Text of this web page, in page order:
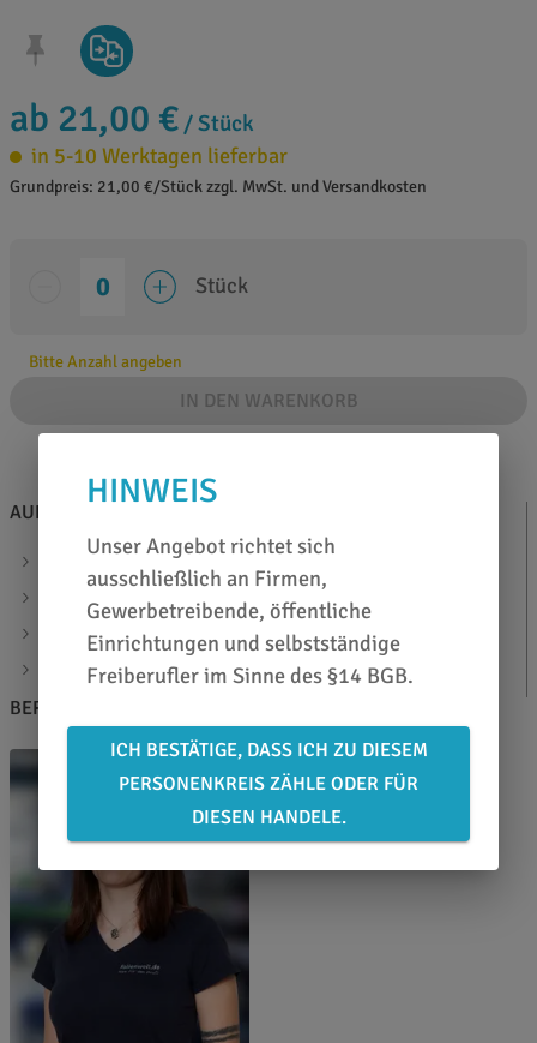
ab 21,00 € / Stück
in 5-10 Werktagen lieferbar
Grundpreis: 21,00 €/Stück zzgl. MwSt. und Versandkosten
Stück
Bitte Anzahl angeben
IN DEN WARENKORB
AUF EINEN BLICK
selbstklebend
als Ersatz für Antihaft-Beschichtung
mit PTFE Beschichtung
Stärke 150µ
BERATEN LASSEN
HINWEIS
Unser Angebot richtet sich
ausschließlich an Firmen,
Gewerbetreibende, öffentliche
Einrichtungen und selbstständige
Freiberufler im Sinne des §14 BGB.
ICH BESTÄTIGE, DASS ICH ZU DIESEM
PERSONENKREIS ZÄHLE ODER FÜR
DIESEN HANDELE.